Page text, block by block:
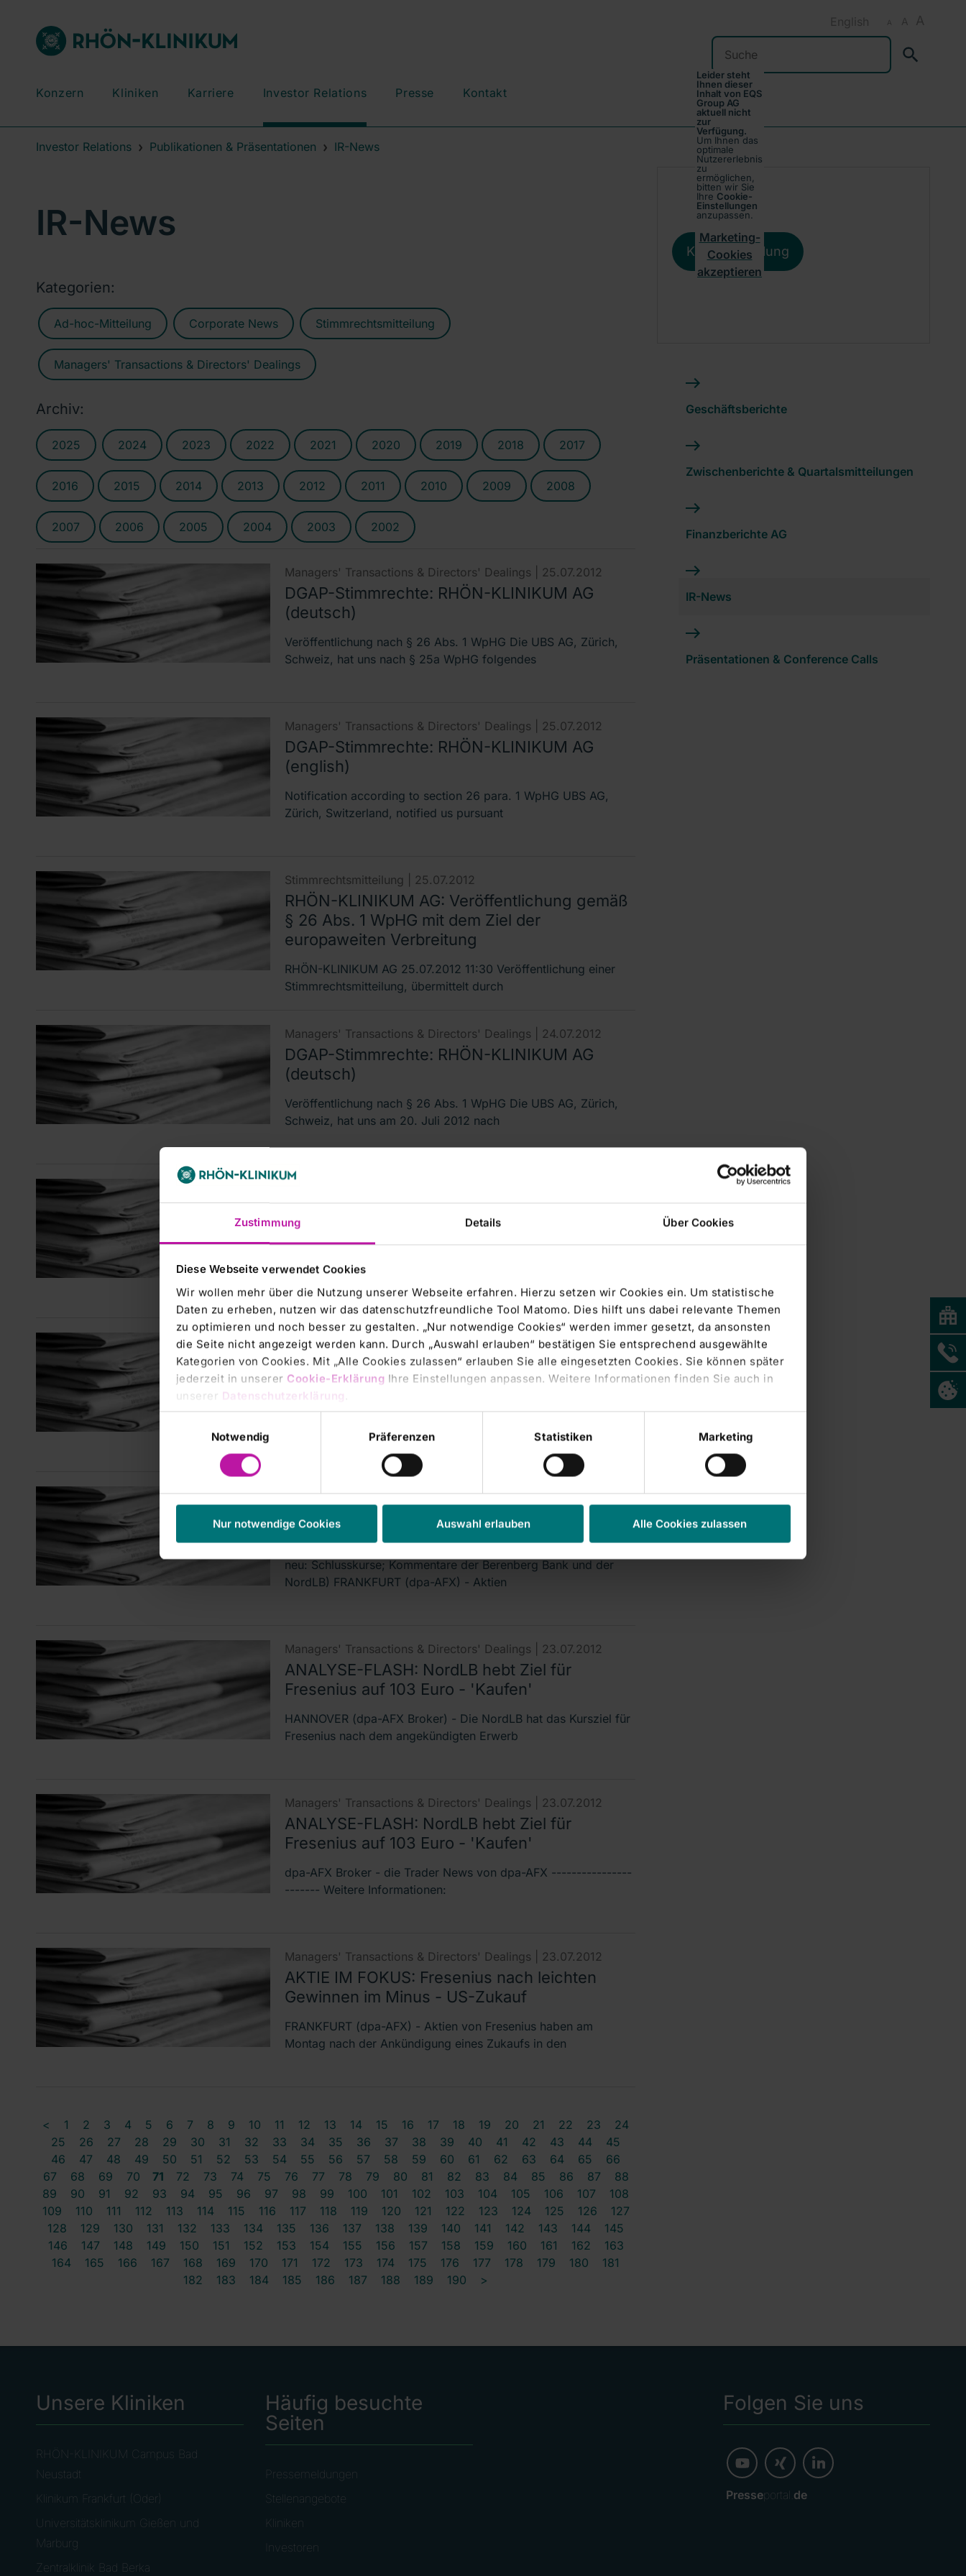
Zustimmung Details Über Cookies
Diese Webseite verwendet Cookies
Wir wollen mehr über die Nutzung unserer Webseite erfahren. Hierzu setzen wir Cookies ein. Um statistische
Daten zu erheben, nutzen wir das datenschutzfreundliche Tool Matomo. Dies hilft uns dabei relevante Themen
zu optimieren und noch besser zu gestalten. „Nur notwendige Cookies“ werden immer gesetzt, da ansonsten
die Seite nicht angezeigt werden kann. Durch „Auswahl erlauben“ bestätigen Sie entsprechend ausgewählte
Kategorien von Cookies. Mit „Alle Cookies zulassen“ erlauben Sie alle eingesetzten Cookies. Sie können später
jederzeit in unserer Cookie-Erklärung Ihre Einstellungen anpassen. Weitere Informationen finden Sie auch in
unserer Datenschutzerklärung
Notwendig
Präferenzen Statistiken Marketing
Nur notwendige Cookies Auswahl erlauben Alle Cookies zulassen
A A A
English
Suchen
Konzern Kliniken Karriere Investor Relations Presse Kontakt
Investor Relations Publikationen & Präsentationen IR-News
IR-News
Kategorien:
Ad-hoc-Mitteilung Corporate News Stimmrechtsmitteilung
Managers' Transactions & Directors' Dealings
Archiv:
2025 2024 2023 2022 2021 2020 2019 2018 2017
2016 2015 2014 2013 2012 2011 2010 2009 2008
2007 2006 2005 2004 2003 2002
Managers' Transactions & Directors' Dealings | 25.07.2012
DGAP-Stimmrechte: RHÖN-KLINIKUM AG
(deutsch)
Veröffentlichung nach § 26 Abs. 1 WpHG Die UBS AG, Zürich,
Schweiz, hat uns nach § 25a WpHG folgendes
Managers' Transactions & Directors' Dealings | 25.07.2012
DGAP-Stimmrechte: RHÖN-KLINIKUM AG
(english)
Notification according to section 26 para. 1 WpHG UBS AG,
Zürich, Switzerland, notified us pursuant
Stimmrechtsmitteilung | 25.07.2012
RHÖN-KLINIKUM AG: Veröffentlichung gemäß
§ 26 Abs. 1 WpHG mit dem Ziel der
europaweiten Verbreitung
RHÖN-KLINIKUM AG 25.07.2012 11:30 Veröffentlichung einer
Stimmrechtsmitteilung, übermittelt durch
Managers' Transactions & Directors' Dealings | 24.07.2012
DGAP-Stimmrechte: RHÖN-KLINIKUM AG
(deutsch)
Veröffentlichung nach § 26 Abs. 1 WpHG Die UBS AG, Zürich,
Schweiz, hat uns am 20. Juli 2012 nach
DGAP-Stimmrechte: RHÖN-KLINIKUM AG
(english)
2012, UBS AG, Zürich, Switzerland, notified
Stimmrechtsmitteilung |24.07.2012
RHÖN-KLINIKUM AG: Veröffentlichung gemäß
§ 26 Abs. 1 WpHG mit dem Ziel der
europaweiten Verbreitung
RHÖN-KLINIKUM AG 24.07.2012 10:20 Veröffentlichung einer
Managers' Transactions & Directors' Dealings |23.07.2012
AKTIE IM FOKUS 2: Fresenius mit dem Markt
sehr schwach nach US-Zukauf
neu: Schlusskurse; Kommentare der Berenberg Bank und der
NordLB) FRANKFURT (dpa-AFX) - Aktien
Managers' Transactions & Directors' Dealings | 23.07.2012
ANALYSE-FLASH: NordLB hebt Ziel für
Fresenius auf 103 Euro - 'Kaufen'
HANNOVER (dpa-AFX Broker) - Die NordLB hat das Kursziel für
Fresenius nach dem angekündigten Erwerb
Managers' Transactions & Directors' Dealings | 23.07.2012
ANALYSE-FLASH: NordLB hebt Ziel für
Fresenius auf 103 Euro - 'Kaufen'
dpa-AFX Broker - die Trader News von dpa-AFX ----------------
------- Weitere Informationen:
Managers' Transactions & Directors' Dealings | 23.07.2012
AKTIE IM FOKUS: Fresenius nach leichten
Gewinnen im Minus - US-Zukauf
FRANKFURT (dpa-AFX) - Aktien von Fresenius haben am
Montag nach der Ankündigung eines Zukaufs in den
< 1 2 3 4 5 6 7 8 9 10 11 12 13 14 15 16 17 18 19 20 21 22 23
24
25
26 27 28 29 30 31 32 33 34 35 36 37 38 39 40 41 42 43 44
45
46
47 48 49 50 51 52 53 54 55 56 57 58 59 60 61 62 63 64 65
66
67
68 69 70 71 72 73 74 75 76 77 78 79 80 81 82 83 84 85 86 87
88
89
90 91 92 93 94 95 96 97 98 99 100 101 102 103 104 105 106 107
108
109
110 111 112 113 114 115 116 117 118 119 120 121 122 123 124 125 126
127
128
129 130 131 132 133 134 135 136 137 138 139 140 141 142 143 144
145
146
147 148 149 150 151 152 153 154 155 156 157 158 159 160 161 162
163
164
165 166 167 168 169 170 171 172 173 174 175 176 177 178 179 180
181
182
183 184 185 186 187 188 189 190 >
Leider steht
Ihnen dieser
Inhalt von EQS
Group AG
aktuell nicht
zur
Verfügung.
Um Ihnen das
optimale
Nutzererlebnis
zu
ermöglichen,
bitten wir Sie
Ihre Cookie-
Einstellungen
anzupassen.
Marketing-
Cookies
akzeptieren
Kursentwicklung
Geschäftsberichte
Zwischenberichte & Quartalsmitteilungen
Finanzberichte AG
IR-News
Präsentationen & Conference Calls
Unsere Kliniken
RHÖN-KLINIKUM Campus Bad
Neustadt
Klinikum Frankfurt (Oder)
Universitätsklinikum Gießen und
Marburg
Zentralklinik Bad Berka
Häufig besuchte
Seiten
Pressemeldungen
Stellenangebote
Kliniken
Investoren
Folgen Sie uns
Presseportal. de